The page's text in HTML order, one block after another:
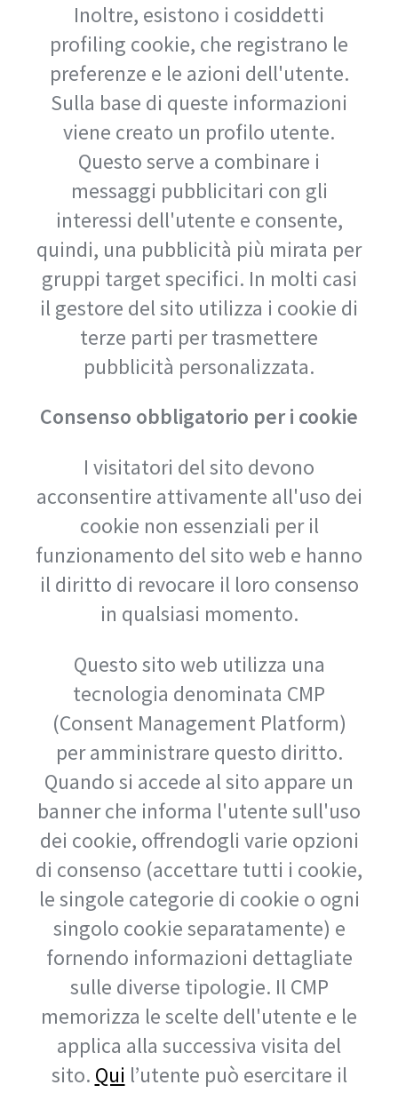
Inoltre, esistono i cosiddetti
profiling cookie, che registrano le
preferenze e le azioni dell'utente.
Sulla base di queste informazioni
viene creato un profilo utente.
Questo serve a combinare i
messaggi pubblicitari con gli
interessi dell'utente e consente,
quindi, una pubblicità più mirata per
gruppi target specifici. In molti casi
il gestore del sito utilizza i cookie di
terze parti per trasmettere
pubblicità personalizzata.
Consenso obbligatorio per i cookie
I visitatori del sito devono
acconsentire attivamente all'uso dei
cookie non essenziali per il
funzionamento del sito web e hanno
il diritto di revocare il loro consenso
in qualsiasi momento.
Questo sito web utilizza una
tecnologia denominata CMP
(Consent Management Platform)
per amministrare questo diritto.
Quando si accede al sito appare un
banner che informa l'utente sull'uso
dei cookie, offrendogli varie opzioni
di consenso (accettare tutti i cookie,
le singole categorie di cookie o ogni
singolo cookie separatamente) e
fornendo informazioni dettagliate
sulle diverse tipologie. Il CMP
memorizza le scelte dell'utente e le
applica alla successiva visita del
sito. Qui l’utente può esercitare il